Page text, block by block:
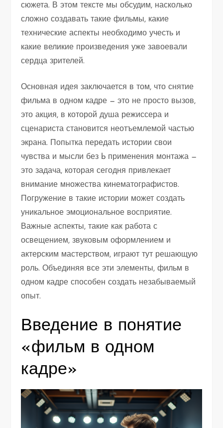
сюжета. В этом тексте мы обсудим, насколько
сложно создавать такие фильмы, какие
технические аспекты необходимо учесть и
какие великие произведения уже завоевали
сердца зрителей.
Основная идея заключается в том, что снятие
фильма в одном кадре — это не просто вызов,
это акция, в которой душа режиссера и
сценариста становится неотъемлемой частью
экрана. Попытка передать истории свои
чувства и мысли без b применения монтажа —
это задача, которая сегодня привлекает
внимание множества кинематографистов.
Погружение в такие истории может создать
уникальное эмоциональное восприятие.
Важные аспекты, такие как работа с
освещением, звуковым оформлением и
актерским мастерством, играют тут решающую
роль. Объединяя все эти элементы, фильм в
одном кадре способен создать незабываемый
опыт.
Введение в понятие
«фильм в одном
кадре»